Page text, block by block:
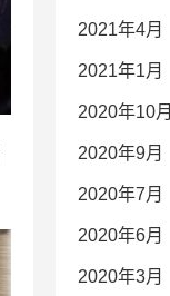
2021年4月
2021年1月
2020年10月
2020年9月
2020年7月
2020年6月
2020年3月